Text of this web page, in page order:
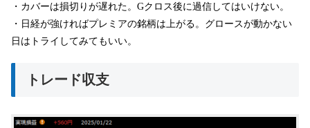
・カバーは損切りが遅れた。Gクロス後に過信してはいけない。
・日経が強ければプレミアの銘柄は上がる。グロースが動かない
日はトライしてみてもいい。
トレード収支